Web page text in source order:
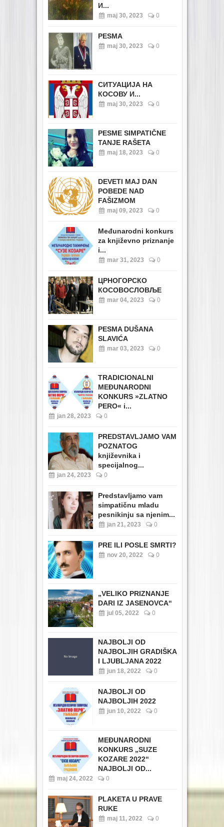
И...
maj 30, 2023 0
PESMA
maj 30, 2023 0
СИТУАЦИЈА НА
КОСОВУ И...
maj 30, 2023 0
PESME SIMPATIČNE
TANJE RAŠETA
maj 18, 2023 0
DEVETI MAJ DAN
POBEDE NAD
FAŠIZMOM
maj 09, 2023 0
Međunarodni konkurs
za književno priznanje
i...
mar 31, 2023 0
ЦРНОГОРСКО
КОСОВОСЛОВЉЕ
mar 04, 2023 0
PESMA DUŠANA
SLAVIĆA
mar 03, 2023 0
TRADICIONALNI
MEĐUNARODNI
KONKURS »ZLATNO
PERO« i...
jan 28, 2023 0
PREDSTAVLJAMO VAM
POZNATOG
književnika i
specijalnog...
jan 24, 2023 0
Predstavljamo vam
simpatičnu mladu
pesnikinju sa njenim...
jan 21, 2023 0
PRE ILI POSLE SMRTI?
nov 20, 2022 0
„VELIKO PRIZNANJE
DARI IZ JASENOVCA“
jul 05, 2022 0
NAJBOLJI OD
NAJBOLJIH GRADIŠKA
I LJUBLJANA 2022
jun 18, 2022 0
NAJBOLJI OD
NAJBOLJIH 2022
jun 10, 2022 0
MEĐUNARODNI
KONKURS „SUZE
KOZARE 2022“
NAJBOLJI OD...
maj 24, 2022 0
PLAKETA U PRAVE
RUKE
maj 11, 2022 0